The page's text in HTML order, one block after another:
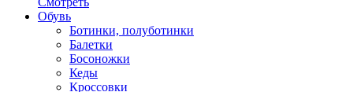
Обувь
Ботинки, полуботинки
Балетки
Босоножки
Кеды
Кроссовки